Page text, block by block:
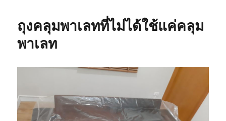
คลุม
พา
เลท
ถุงคลุมพาเลทที่ไม่ได้ใช้แค่คลุม
พาเลท